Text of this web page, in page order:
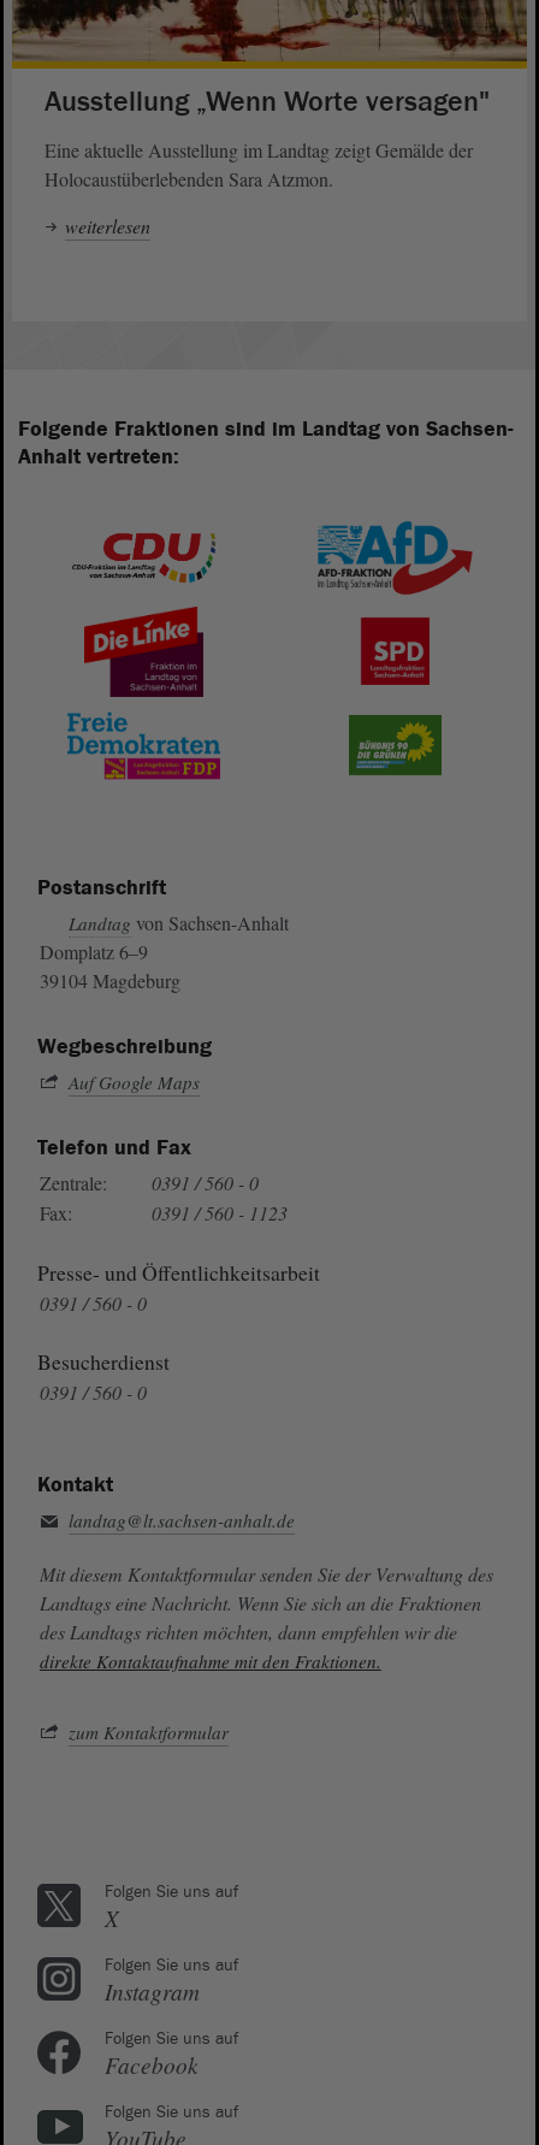
Ausstellung „Wenn Worte versagen"
Eine aktuelle Ausstellung im Landtag zeigt Gemälde der
Holocaustüberlebenden Sara Atzmon.
weiterlesen
Folgende Fraktionen sind im Landtag von Sachsen-
Anhalt vertreten:
Postanschrift
Landtag von Sachsen-Anhalt
Domplatz 6–9
39104 Magdeburg
Wegbeschreibung
Auf Google Maps
Telefon und Fax
Zentrale:
0391 / 560 - 0
Fax:
0391 / 560 - 1123
Presse- und Öffentlichkeitsarbeit
0391 / 560 - 0
Besucherdienst
0391 / 560 - 0
Kontakt
landtag@lt.sachsen-anhalt.de
Mit diesem Kontaktformular senden Sie der Verwaltung des
Landtags eine Nachricht. Wenn Sie sich an die Fraktionen
des Landtags richten möchten, dann empfehlen wir die
direkte Kontaktaufnahme mit den Fraktionen.
zum Kontaktformular
Folgen Sie uns auf
X
Folgen Sie uns auf
Instagram
Folgen Sie uns auf
Facebook
Folgen Sie uns auf
YouTube